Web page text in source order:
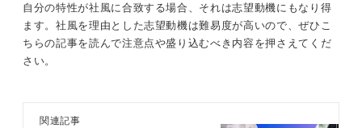
自分の特性が社風に合致する場合、それは志望動機にもなり得
ます。社風を理由とした志望動機は難易度が高いので、ぜひこ
ちらの記事を読んで注意点や盛り込むべき内容を押さえてくだ
さい。
関連記事